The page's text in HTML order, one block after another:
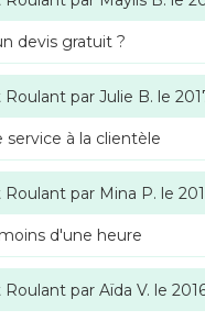
devis gratuit ?
Roulant par Julie B. le
à la clientèle
Roulant par Mina P. le
d'une heure
Roulant par Aïda V. le